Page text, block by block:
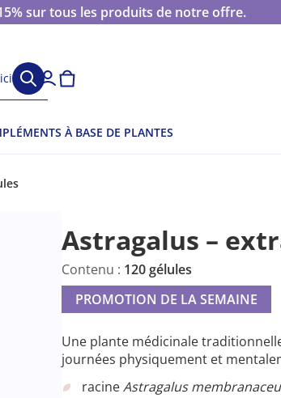
sur tous les produits de notre offre.
À BASE DE PLANTES
Astragalus –
Contenu : 120 gélules
PROMOTION DE LA SEMAINE
Une plante médicinale
journées physiquement et
racineAstragalus